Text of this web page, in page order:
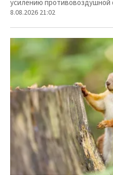
усилению противовоздушной
8.08.2026 21:02